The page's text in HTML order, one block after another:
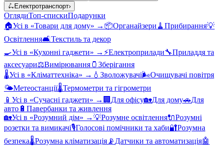
🛴 Електротранспорт›
ОглядиТоп-спискиПодарунки
🏠Усі в «Товари для дому» → 📦Органайзери 🧹 Прибирання💡
Освітлення🛋️Текстиль та декор
🍳Усі в «Кухонні гаджети» → ⚡Електроприлади🔧Приладдя та
аксесуари⚖️Вимірювання 🫙 Зберігання
🌡️Усі в «Кліматтехніка» → 💧 Зволожувачі🌬️Очищувачі повітря
🌤️Метеостанції🌡️Термометри та гігрометри
📱 Усі в «Сучасні гаджети» → 🏢 Для офісу🏡Для дому🚗Для
авто 🔋 Павербанки та живлення
🏡Усі в «Розумний дім» →💡Розумне освітлення🔌Розумні
розетки та вимикачі🎙️Голосові помічники та хаби🔐Розумна
безпека🌡️Розумна кліматизація 📡 Датчики та автоматизація🤖